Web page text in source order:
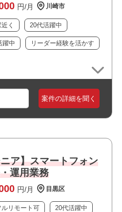
円/月 川崎市
く 20代活躍中
躍中 リーダー経験を活かす
案件の詳細を聞く
ア】スマートフォン
運用業務
円/月 目黒区
ルリモート可 20代活躍中
シャルゲームの開発経験
ームでのリーダー経験
す！